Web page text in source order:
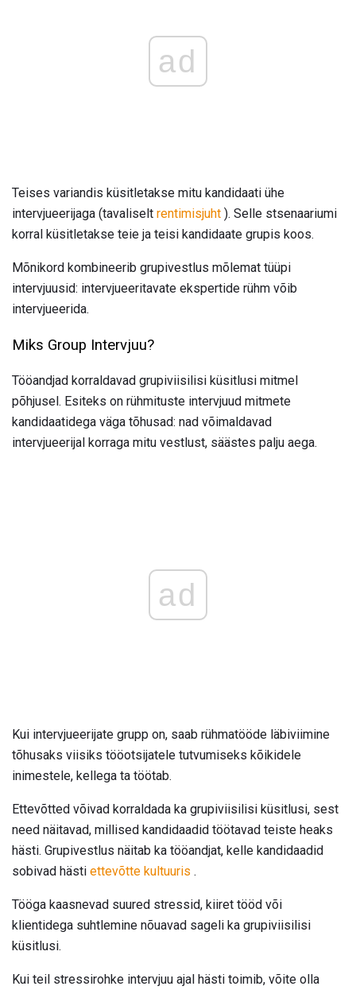
ad
Teises variandis küsitletakse mitu kandidaati ühe
intervjueerijaga (tavaliselt rentimisjuht ). Selle stsenaariumi
korral küsitletakse teie ja teisi kandidaate grupis koos.
Mõnikord kombineerib grupivestlus mõlemat tüüpi
intervjuusid: intervjueeritavate ekspertide rühm võib
intervjueerida.
Miks Group Intervjuu?
Tööandjad korraldavad grupiviisilisi küsitlusi mitmel
põhjusel. Esiteks on rühmituste intervjuud mitmete
kandidaatidega väga tõhusad: nad võimaldavad
intervjueerijal korraga mitu vestlust, säästes palju aega.
ad
Kui intervjueerijate grupp on, saab rühmatööde läbiviimine
tõhusaks viisiks tööotsijatele tutvumiseks kõikidele
inimestele, kellega ta töötab.
Ettevõtted võivad korraldada ka grupiviisilisi küsitlusi, sest
need näitavad, millised kandidaadid töötavad teiste heaks
hästi. Grupivestlus näitab ka tööandjat, kelle kandidaadid
sobivad hästi ettevõtte kultuuris .
Tööga kaasnevad suured stressid, kiiret tööd või
klientidega suhtlemine nõuavad sageli ka grupiviisilisi
küsitlusi.
Kui teil stressirohke intervjuu ajal hästi toimib, võite olla